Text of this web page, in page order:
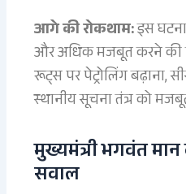
आगे की रोकथाम:इस
और अधिक मजबूत करने की
रूट्स पर पेट्रोलिंग बढ़ाना,
स्थानीय सूचना तंत्र को
मुख्यमंत्री भगवंत
सवाल